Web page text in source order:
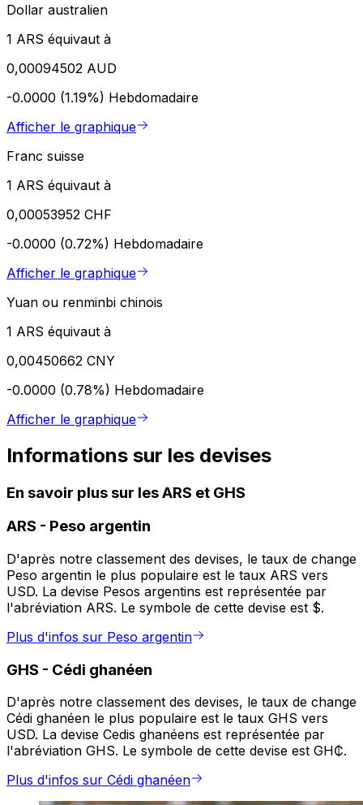
Dollar australien
1 ARS équivaut à
0,00094502 AUD
-0.0000 (1.19%) Hebdomadaire
Afficher le graphique
Franc suisse
1 ARS équivaut à
0,00053952 CHF
-0.0000 (0.72%) Hebdomadaire
Afficher le graphique
Yuan ou renminbi chinois
1 ARS équivaut à
0,00450662 CNY
-0.0000 (0.78%) Hebdomadaire
Afficher le graphique
Informations sur les devises
En savoir plus sur les ARS et GHS
ARS - Peso argentin
D'après notre classement des devises, le taux de change
Peso argentin le plus populaire est le taux ARS vers
USD. La devise Pesos argentins est représentée par
l'abréviation ARS. Le symbole de cette devise est $.
Plus d'infos sur Peso argentin
GHS - Cédi ghanéen
D'après notre classement des devises, le taux de change
Cédi ghanéen le plus populaire est le taux GHS vers
USD. La devise Cedis ghanéens est représentée par
l'abréviation GHS. Le symbole de cette devise est GH₵.
Plus d'infos sur Cédi ghanéen